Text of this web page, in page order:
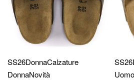
SS26DonnaCalzature
DonnaNovità
SS26
Uomo